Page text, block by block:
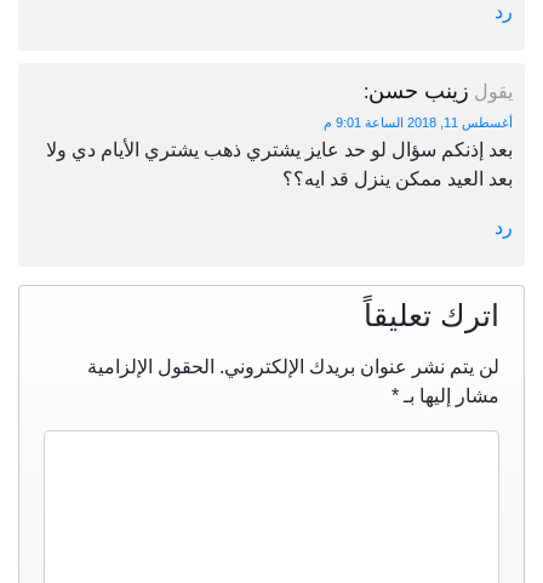
رد
يقول زينب حسن:
أغسطس 11, 2018 الساعة 9:01 م
بعد إذنكم سؤال لو حد عايز يشتري ذهب يشتري الأيام دي ولا
بعد العيد ممكن ينزل قد ايه؟؟
رد
اترك تعليقاً
لن يتم نشر عنوان بريدك الإلكتروني. الحقول الإلزامية
مشار إليها بـ *